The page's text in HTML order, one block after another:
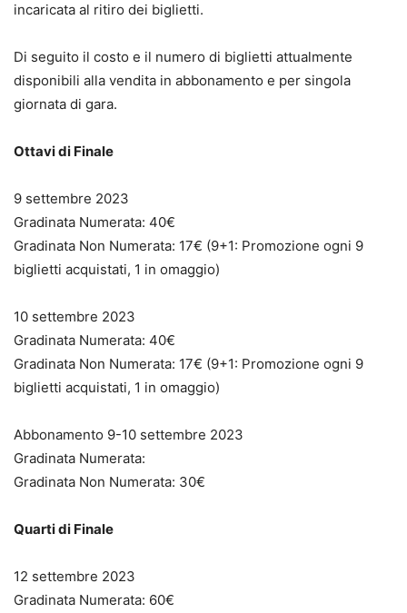
incaricata al ritiro dei biglietti.
Di seguito il costo e il numero di biglietti attualmente
disponibili alla vendita in abbonamento e per singola
giornata di gara.
Ottavi di Finale
9 settembre 2023
Gradinata Numerata: 40€
Gradinata Non Numerata: 17€ (9+1: Promozione ogni 9
biglietti acquistati, 1 in omaggio)
10 settembre 2023
Gradinata Numerata: 40€
Gradinata Non Numerata: 17€ (9+1: Promozione ogni 9
biglietti acquistati, 1 in omaggio)
Abbonamento 9-10 settembre 2023
Gradinata Numerata:
Gradinata Non Numerata: 30€
Quarti di Finale
12 settembre 2023
Gradinata Numerata: 60€